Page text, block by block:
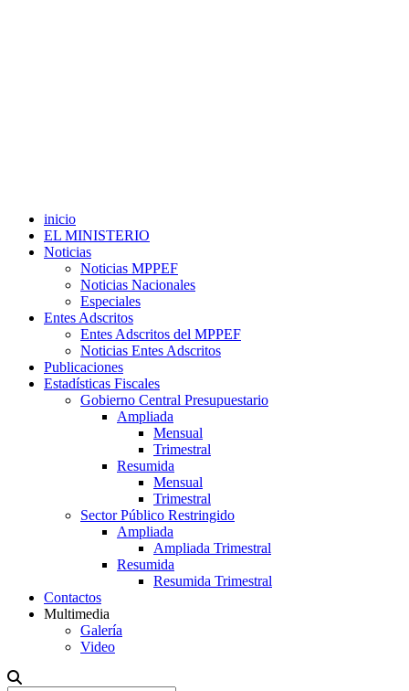
inicio
EL MINISTERIO
Noticias
Noticias MPPEF
Noticias Nacionales
Especiales
Entes Adscritos
Entes Adscritos del MPPEF
Noticias Entes Adscritos
Publicaciones
Estadísticas Fiscales
Gobierno Central Presupuestario
Ampliada
Mensual
Trimestral
Resumida
Mensual
Trimestral
Sector Público Restringido
Ampliada
Ampliada Trimestral
Resumida
Resumida Trimestral
Contactos
Multimedia
Galería
Video